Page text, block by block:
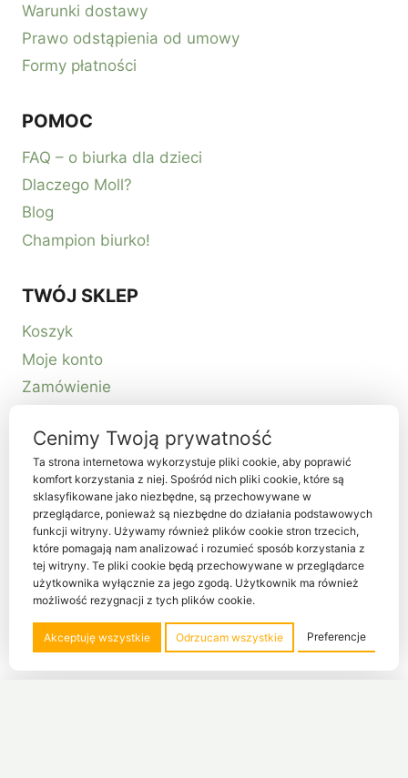
Warunki dostawy
Prawo odstąpienia od umowy
Formy płatności
POMOC
FAQ – o biurka dla dzieci
Dlaczego Moll?
Blog
Champion biurko!
TWÓJ SKLEP
Koszyk
Moje konto
Zamówienie
© 2026 Habiter sp. z o.o. NIP 5214080341
Designed byHabiter Studio
Cenimy Twoją prywatność
Ta strona internetowa wykorzystuje pliki cookie, aby poprawić
komfort korzystania z niej. Spośród nich pliki cookie, które są
sklasyfikowane jako niezbędne, są przechowywane w
przeglądarce, ponieważ są niezbędne do działania podstawowych
funkcji witryny. Używamy również plików cookie stron trzecich,
które pomagają nam analizować i rozumieć sposób korzystania z
tej witryny. Te pliki cookie będą przechowywane w przeglądarce
użytkownika wyłącznie za jego zgodą. Użytkownik ma również
możliwość rezygnacji z tych plików cookie.
Akceptuję wszystkie Odrzucam wszystkie Preferencje